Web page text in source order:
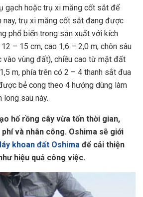
gạch hoặc trụ xi măng cốt sắt để
nay, trụ xi măng cốt sắt đang được
phổ biến trong sản xuất với kích
– 15 cm, cao 1,6 – 2,0 m, chôn sâu
vào vùng đất), chiều cao từ mặt đất
m, phía trên có 2 – 4 thanh sắt đua
bẻ cong theo 4 hướng dùng làm
long sau này.
hố rồng cây vừa tốn thời gian,
và nhân công. Oshima sẽ giới
khoan đất Oshima để cải thiện
hiệu quả công việc.